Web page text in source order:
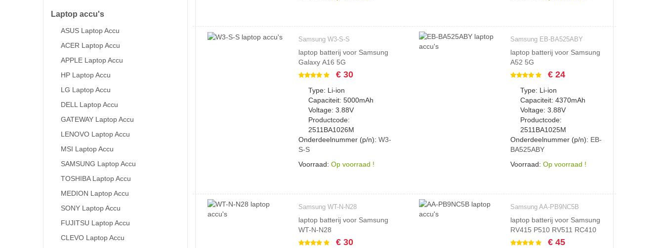
Laptop accu's
ASUS Laptop Accu
ACER Laptop Accu
APPLE Laptop Accu
HP Laptop Accu
LG Laptop Accu
DELL Laptop Accu
GATEWAY Laptop Accu
LENOVO Laptop Accu
MSI Laptop Accu
SAMSUNG Laptop Accu
TOSHIBA Laptop Accu
MEDION Laptop Accu
SONY Laptop Accu
FUJITSU Laptop Accu
CLEVO Laptop Accu
Samsung W3-S-S
laptop batterij voor Samsung
Galaxy A16 5G
€ 30
Type: Li-ion
Capaciteit: 5000mAh
Voltage: 3.88V
Productcode:
2511BA1026M
Onderdeelnummer (p/n): W3-
S-S
Voorraad: Op voorraad !
Samsung EB-BA525ABY
laptop batterij voor Samsung
A52 5G
€ 24
Type: Li-ion
Capaciteit: 4370mAh
Voltage: 3.88V
Productcode:
2511BA1025M
Onderdeelnummer (p/n): EB-
BA525ABY
Voorraad: Op voorraad !
Samsung WT-N-N28
laptop batterij voor Samsung
WT-N-N28
€ 30
Samsung AA-PB9NC5B
laptop batterij voor Samsung
RV415 P510 RV511 RC410
€ 45